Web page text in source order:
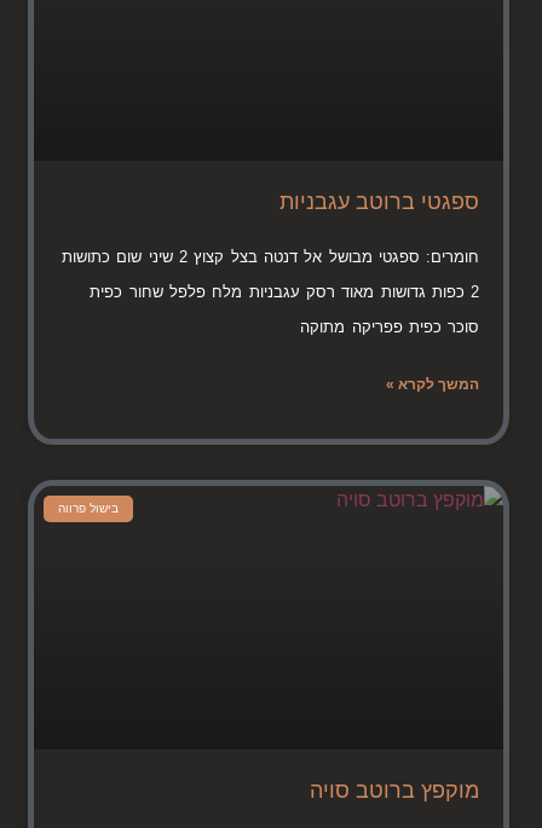
ספגטי ברוטב עגבניות
חומרים: ספגטי מבושל אל דנטה בצל קצוץ 2 שיני שום כתושות
2 כפות גדושות מאוד רסק עגבניות מלח פלפל שחור כפית
סוכר כפית פפריקה מתוקה
המשך לקרא »
בישול פרווה
מוקפץ ברוטב סויה